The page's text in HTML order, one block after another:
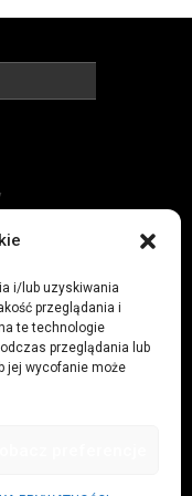
i/lub uzyskiwania
przeglądania i
te technologie
przeglądania lub
jej wycofanie może